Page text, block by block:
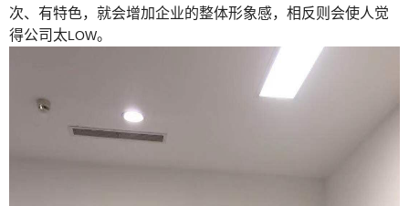
次、有特色，就会增加企业的整体形象感，相反则会使人觉
得公司太LOW。